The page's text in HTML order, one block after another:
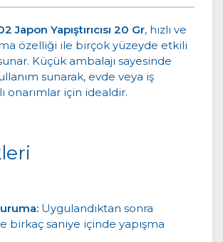
Japon Yapıştırıcısı 20 Gr, hızlı ve
özelliği ile birçok yüzeyde etkili
Küçük ambalajı sayesinde
sunarak, evde veya iş
onarımlar için idealdir.
Uygulandıktan sonra
birkaç saniye içinde yapışma